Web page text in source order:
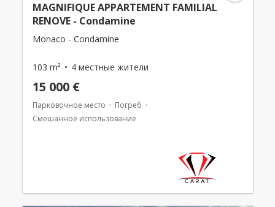
MAGNIFIQUE APPARTEMENT FAMILIAL
RENOVE - Condamine
Monaco - Condamine
103 m² 4 местные жители
15 000 €
Парковочное место
Погреб
Смешанное использование